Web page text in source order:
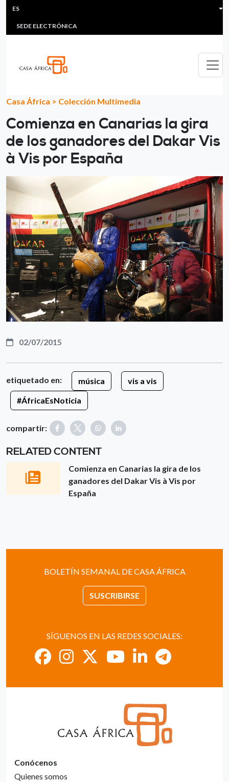
Pasar al contenido principal
HEADER MENU
MULTIMEDIA
SEDE ELECTRÓNICA
ES
Casa África > Colección Multimedia
Comienza en Canarias la gira
de los ganadores del Dakar Vis
à Vis por España
02/07/2015
etiquetado en: música
vis a vis
#ÁfricaEsNoticia
compartir:
RELATED CONTENT
Comienza en Canarias la gira de los
ganadores del Dakar Vis à Vis por
España
BOLETÍN SEMANAL DE CASA ÁFRICA
SUSCRIBIRSE
SÍGUENOS EN LAS REDES SOCIALES:
Conócenos
Quienes somos